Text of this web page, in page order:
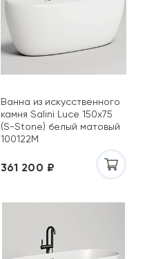
Ванна из искусственного
камня Salini Luce 150х75
(S-Stone) белый матовый
100122M
361 200 ₽